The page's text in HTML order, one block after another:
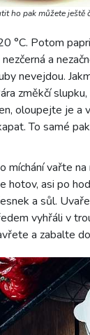
ho pak můžete ještě
°C. Potom
a
nevejdou.
změkčí
oloupejte je
To samé
míchání vařte
asi po
a sůl.
vyhřáli v
a zabalte